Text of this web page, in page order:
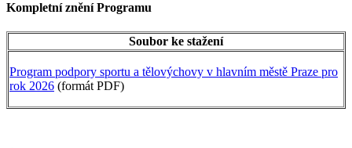
Kompletní znění Programu
Soubor ke stažení
Program podpory sportu a tělovýchovy v hlavním městě Praze pro
rok 2026 (formát PDF)